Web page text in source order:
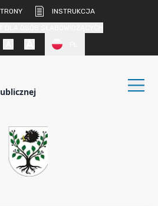
INSTRUKCJA